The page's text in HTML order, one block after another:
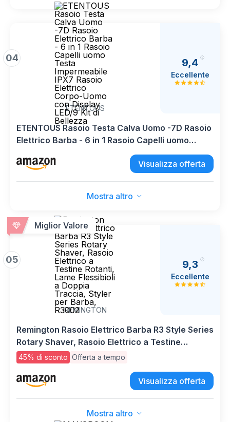
04
ETENTOUS
9,4
Eccellente
ETENTOUS Rasoio Testa Calva Uomo -7D Rasoio
Elettrico Barba - 6 in 1 Rasoio Capelli uomo
Testa Impermeabile IPX7 Rasoio Elettrico Corpo-
Uomo con Display LED/9 Kit di BellezzaVisualizza offerta
Mostra altro
Miglior Valore
05
REMINGTON
9,3
Eccellente
Remington Rasoio Elettrico Barba R3 Style Series
Rotary Shaver, Rasoio Elettrico a Testine
Rotanti, Lame Flessibioli a Doppia Traccia, Styler
per Barba, R3002
45% di sconto Offerta a tempo
Visualizza offerta
Mostra altro